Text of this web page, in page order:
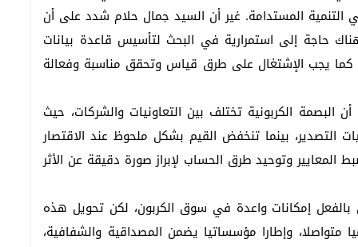
المستدامة. غير أن السيد جمال حلام شدد على أن
حاجة إلى استمرارية في البحث لتأسيس قاعدة بيانات
كما يجب الإشتغال على طرق قياس وتحقق مناسبة وفعالة
الكربونية تختلف بين التعاونيات والشركات، حيث
التصدير، بينما تنخفض القيم بشكل ملحوظ عند الاقتصار
وتوحيد طرق الحساب لإبراز صورة دقيقة عن الأثر
بالفعل إمكانات واعدة في سوق الكربون، لكن تحويل هذه
متواصلا، وإطارا مؤسساتيا يضمن المصداقية والشفافية،